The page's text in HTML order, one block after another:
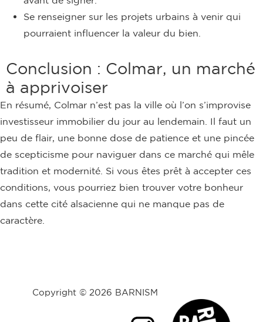
Se renseigner sur les projets urbains à venir qui
pourraient influencer la valeur du bien.
Conclusion : Colmar, un marché
à apprivoiser
En résumé, Colmar n’est pas la ville où l’on s’improvise
investisseur immobilier du jour au lendemain. Il faut un
peu de flair, une bonne dose de patience et une pincée
de scepticisme pour naviguer dans ce marché qui mêle
tradition et modernité. Si vous êtes prêt à accepter ces
conditions, vous pourriez bien trouver votre bonheur
dans cette cité alsacienne qui ne manque pas de
caractère.
Copyright © 2026 BARNISM